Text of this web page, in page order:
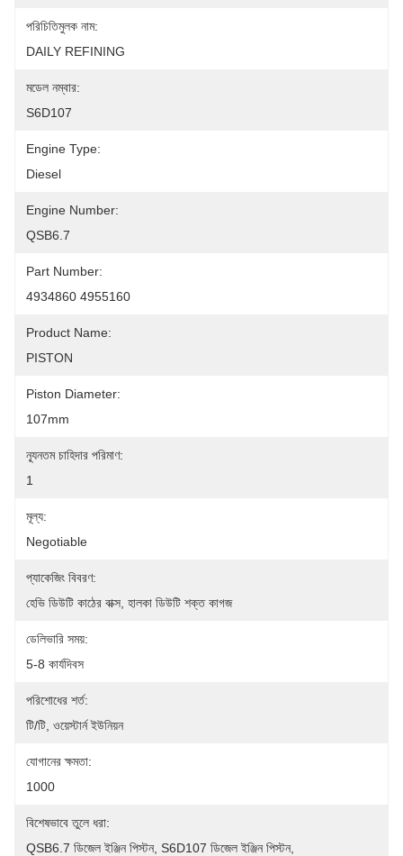
পরিচিতিমুলক নাম:
DAILY REFINING
মডেল নম্বার:
S6D107
Engine Type:
Diesel
Engine Number:
QSB6.7
Part Number:
4934860 4955160
Product Name:
PISTON
Piston Diameter:
107mm
ন্যূনতম চাহিদার পরিমাণ:
1
মূল্য:
Negotiable
প্যাকেজিং বিবরণ:
হেভি ডিউটি ​​কাঠের বাক্স, হালকা ডিউটি ​​শক্ত কাগজ
ডেলিভারি সময়:
5-8 কার্যদিবস
পরিশোধের শর্ত:
টি/টি, ওয়েস্টার্ন ইউনিয়ন
যোগানের ক্ষমতা:
1000
বিশেষভাবে তুলে ধরা:
QSB6.7 ডিজেল ইঞ্জিন পিস্টন, S6D107 ডিজেল ইঞ্জিন পিস্টন,